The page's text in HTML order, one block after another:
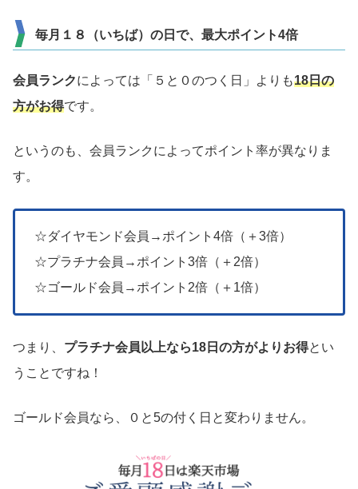
毎月１８（いちば）の日で、最大ポイント4倍
会員ランクによっては「５と０のつく日」よりも18日の
方がお得です。
というのも、会員ランクによってポイント率が異なりま
す。
☆ダイヤモンド会員→ポイント4倍（＋3倍）
☆プラチナ会員→ポイント3倍（＋2倍）
☆ゴールド会員→ポイント2倍（＋1倍）
つまり、 プラチナ会員以上なら18日の方がよりお得とい
うことですね！
ゴールド会員なら、０と5の付く日と変わりません。